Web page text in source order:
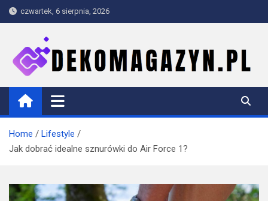
Skip
to
czwartek, 6 sierpnia, 2026
dekomagazyn.pl
Blog
Home
Lifestyle
Jak dobrać idealne sznurówki do Air Force 1?